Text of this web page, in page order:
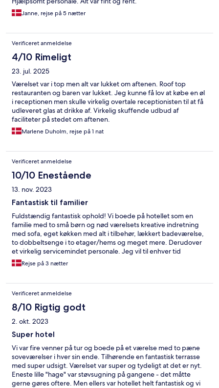
Janne, rejse på 5 nætter
Verificeret anmeldelse
4/10 Rimeligt
23. jul. 2025
Værelset var i top men alt var lukket om aftenen. Roof top
restauranten og baren var lukket. Jeg kunne få lov at købe en øl
i receptionen men skulle virkelig overtale receptionisten til at få
udleveret glas at drikke af. Virkelig skuffende udbud af
faciliteter på stedet om aftenen.
Marlene Duholm, rejse på 1 nat
Verificeret anmeldelse
10/10 Enestående
13. nov. 2023
Fantastisk til familier
Fuldstændig fantastisk ophold! Vi boede på hotellet som en
familie med to små børn og nød værelsets kreative indretning
med sofa, eget køkken med alt i tilbehør, lækkert badeværelse,
to dobbeltsenge i to etager/hems og meget mere. Derudover
et virkelig servicemindet personale. Jeg vil til enhver tid
anbefale hotellet!
Rejse på 3 nætter
Verificeret anmeldelse
8/10 Rigtig godt
2. okt. 2023
Super hotel
Vi var fire venner på tur og boede på et værelse med to pæne
soveværelser i hver sin ende. Tilhørende en fantastisk terrasse
med super udsigt. Værelset var super og tydeligt at det er nyt.
Eneste lille "hage" var støvsugning på gangene - det måtte
gerne gøres oftere. Men ellers var hotellet helt fantastisk og vi